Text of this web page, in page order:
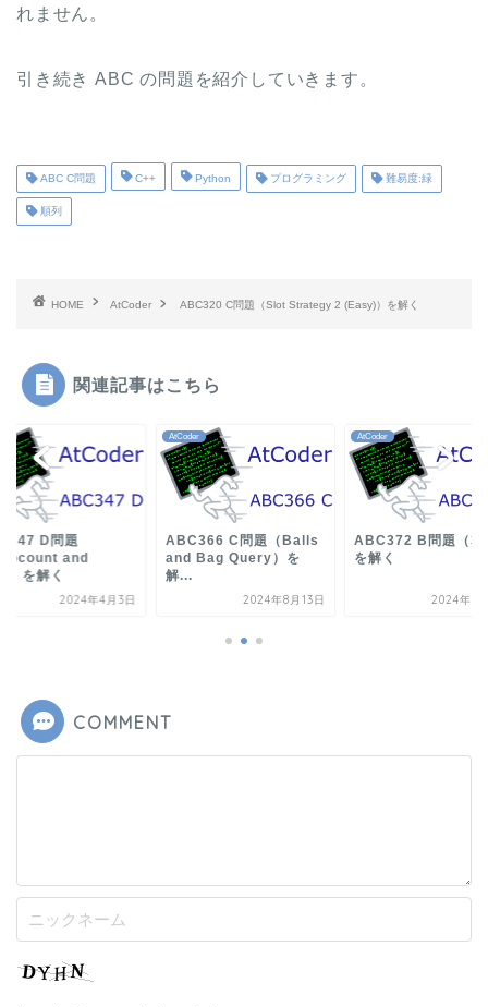
れません。
引き続き ABC の問題を紹介していきます。
ABC C問題 C++ Python プログラミング 難易度:緑
順列
HOME AtCoder ABC320 C問題（Slot Strategy 2 (Easy)）を解く
関連記事はこちら
D問題
and
）を解く
2024年4月3日
AtCoder
ABC366 C問題（Balls
and Bag Query）を
解...
2024年8月13日
AtCoder
ABC372 B問題（
を解く
2024年10
COMMENT